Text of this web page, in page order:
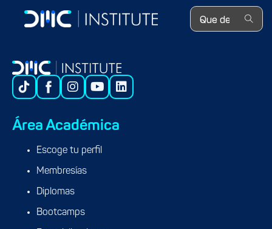
Search ...
Área Académica
Escoge tu perfil
Membresías
Diplomas
Bootcamps